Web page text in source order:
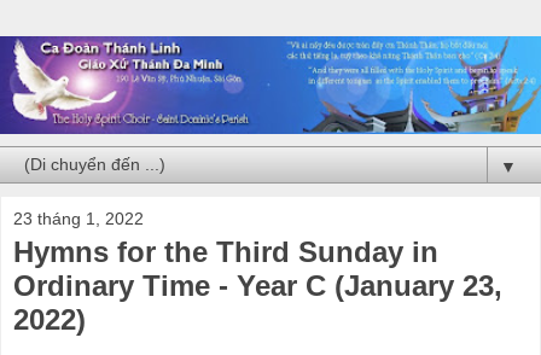
▼
23 tháng 1, 2022
Hymns for the Third Sunday in
Ordinary Time - Year C (January 23,
2022)